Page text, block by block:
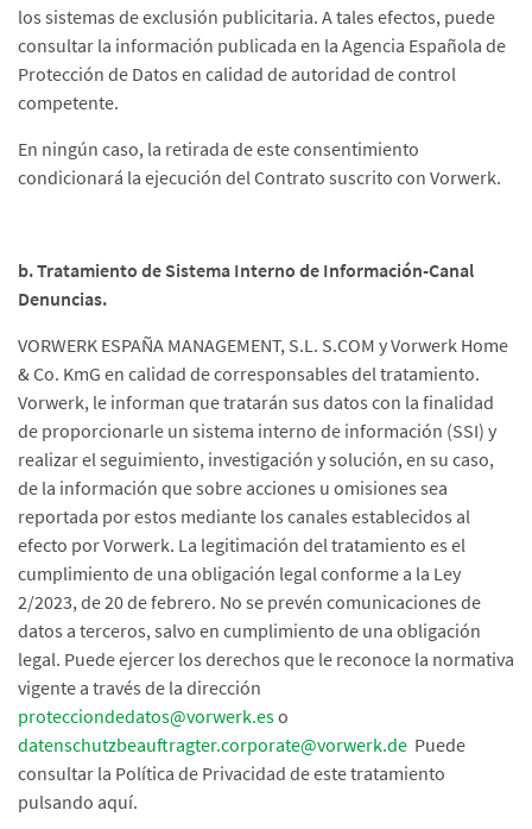
los sistemas de exclusión publicitaria. A tales efectos, puede
consultar la información publicada en la Agencia Española de
Protección de Datos en calidad de autoridad de control
competente.
En ningún caso, la retirada de este consentimiento
condicionará la ejecución del Contrato suscrito con Vorwerk.
b. Tratamiento de Sistema Interno de Información-Canal
Denuncias.
VORWERK ESPAÑA MANAGEMENT, S.L. S.COM y Vorwerk Home
& Co. KmG en calidad de corresponsables del tratamiento.
Vorwerk, le informan que tratarán sus datos con la finalidad
de proporcionarle un sistema interno de información (SSI) y
realizar el seguimiento, investigación y solución, en su caso,
de la información que sobre acciones u omisiones sea
reportada por estos mediante los canales establecidos al
efecto por Vorwerk. La legitimación del tratamiento es el
cumplimiento de una obligación legal conforme a la Ley
2/2023, de 20 de febrero. No se prevén comunicaciones de
datos a terceros, salvo en cumplimiento de una obligación
legal. Puede ejercer los derechos que le reconoce la normativa
vigente a través de la dirección
protecciondedatos@vorwerk.eso
datenschutzbeauftragter.corporate@vorwerk.de Puede
consultar la Política de Privacidad de este tratamiento
pulsando aquí.